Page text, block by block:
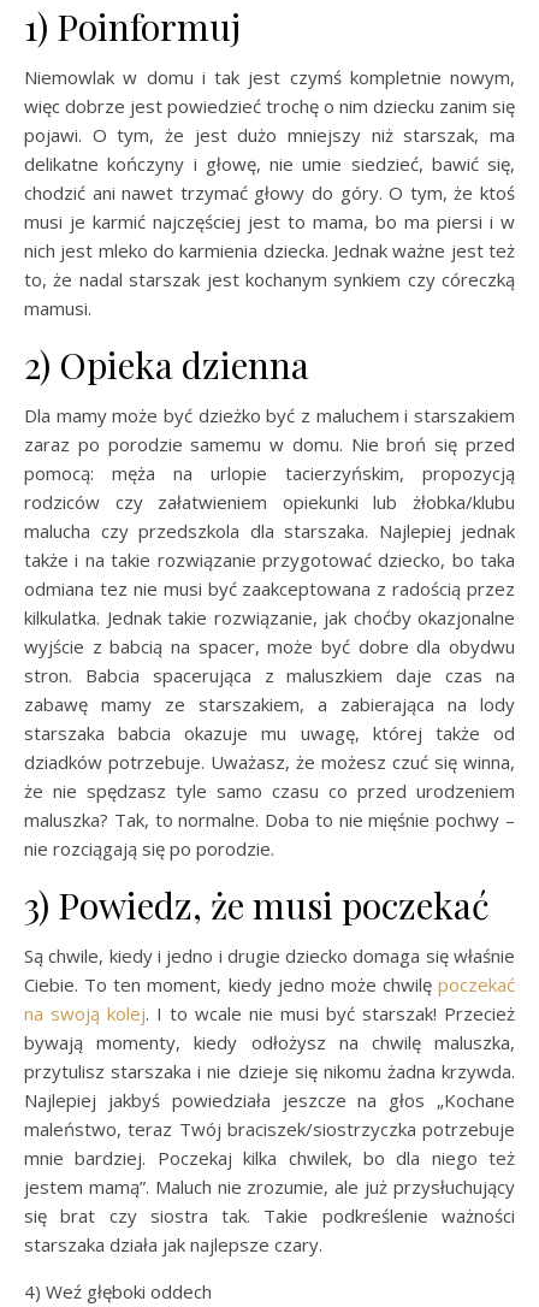
1) Poinformuj
Niemowlak w domu i tak jest czymś kompletnie nowym,
więc dobrze jest powiedzieć trochę o nim dziecku zanim się
pojawi. O tym, że jest dużo mniejszy niż starszak, ma
delikatne kończyny i głowę, nie umie siedzieć, bawić się,
chodzić ani nawet trzymać głowy do góry. O tym, że ktoś
musi je karmić najczęściej jest to mama, bo ma piersi i w
nich jest mleko do karmienia dziecka. Jednak ważne jest też
to, że nadal starszak jest kochanym synkiem czy córeczką
mamusi.
2) Opieka dzienna
Dla mamy może być dzieżko być z maluchem i starszakiem
zaraz po porodzie samemu w domu. Nie broń się przed
pomocą: męża na urlopie tacierzyńskim, propozycją
rodziców czy załatwieniem opiekunki lub żłobka/klubu
malucha czy przedszkola dla starszaka. Najlepiej jednak
także i na takie rozwiązanie przygotować dziecko, bo taka
odmiana tez nie musi być zaakceptowana z radością przez
kilkulatka. Jednak takie rozwiązanie, jak choćby okazjonalne
wyjście z babcią na spacer, może być dobre dla obydwu
stron. Babcia spacerująca z maluszkiem daje czas na
zabawę mamy ze starszakiem, a zabierająca na lody
starszaka babcia okazuje mu uwagę, której także od
dziadków potrzebuje. Uważasz, że możesz czuć się winna,
że nie spędzasz tyle samo czasu co przed urodzeniem
maluszka? Tak, to normalne. Doba to nie mięśnie pochwy –
nie rozciągają się po porodzie.
3) Powiedz, że musi poczekać
Są chwile, kiedy i jedno i drugie dziecko domaga się właśnie
Ciebie. To ten moment, kiedy jedno może chwilę poczekać
na swoją kolej. I to wcale nie musi być starszak! Przecież
bywają momenty, kiedy odłożysz na chwilę maluszka,
przytulisz starszaka i nie dzieje się nikomu żadna krzywda.
Najlepiej jakbyś powiedziała jeszcze na głos „Kochane
maleństwo, teraz Twój braciszek/siostrzyczka potrzebuje
mnie bardziej. Poczekaj kilka chwilek, bo dla niego też
jestem mamą”. Maluch nie zrozumie, ale już przysłuchujący
się brat czy siostra tak. Takie podkreślenie ważności
starszaka działa jak najlepsze czary.
4) Weź głęboki oddech